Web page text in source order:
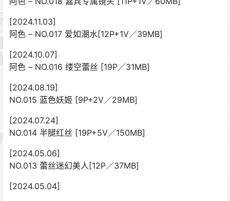
[2024.11.03]
阿色 – NO.017 爱如潮水[12P+1V／39MB]
[2024.10.07]
阿色 – NO.016 缕空蕾丝 [19P／31MB]
[2024.08.19]
NO.015 蓝色妖姬 [9P+2V／29MB]
[2024.07.24]
NO.014 半腿红丝 [19P+5V／150MB]
[2024.05.06]
NO.013 蕾丝迷幻美人[12P／37MB]
[2024.05.04]